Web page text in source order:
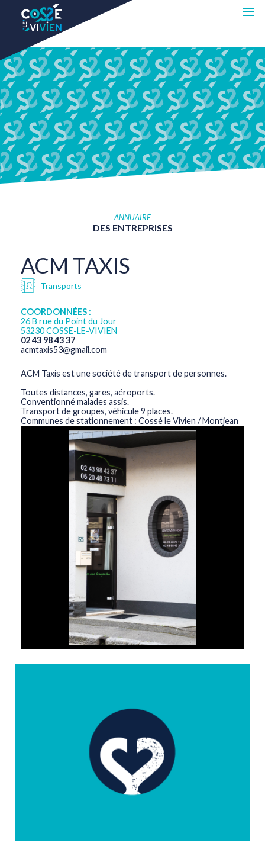
ANNUAIRE
DES ENTREPRISES
ACM TAXIS
Transports
COORDONNÉES :
26 B rue du Point du Jour
53230 COSSE-LE-VIVIEN
02 43 98 43 37
acmtaxis53@gmail.com
ACM Taxis est une société de transport de personnes.
Toutes distances, gares, aéroports.
Conventionné malades assis.
Transport de groupes, véhicule 9 places.
Communes de stationnement : Cossé le Vivien / Montjean